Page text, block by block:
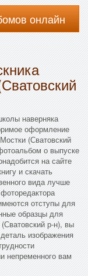
онлайн
наверняка
оформление
(Сватовский
о выпуске
на сайте
и скачать
вида лучше
отступы для
образцы для
р-н), вы
изображения
непременного вам